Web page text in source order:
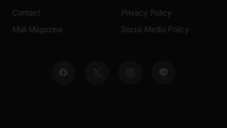
Contact
Mail Magazine
Privacy Policy
Social Media Policy